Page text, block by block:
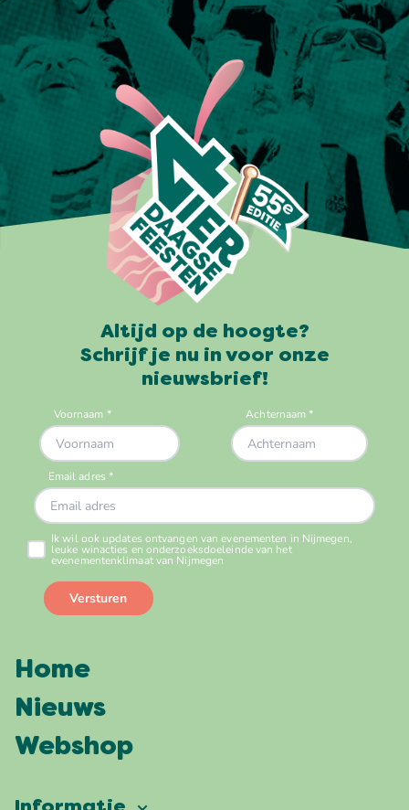
Altijd op de hoogte?
Schrijf je nu in voor onze
nieuwsbrief!
Home
Nieuws
Webshop